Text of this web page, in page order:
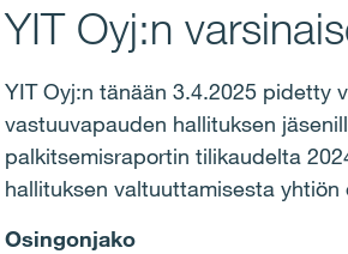
YIT Oyj:n
YIT Oyj:n tänään 3.4.2025 pidetty
vastuuvapauden hallituksen
palkitsemisraportin tilikaudelta
hallituksen valtuuttamisesta
Osingonjako